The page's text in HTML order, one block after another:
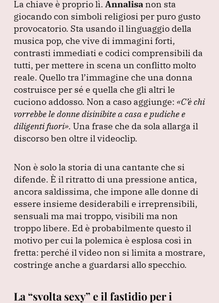
La chiave è proprio lì. Annalisa non sta
giocando con simboli religiosi per puro gusto
provocatorio. Sta usando il linguaggio della
musica pop, che vive di immagini forti,
contrasti immediati e codici comprensibili da
tutti, per mettere in scena un conflitto molto
reale. Quello tra l’immagine che una donna
costruisce per sé e quella che gli altri le
cuciono addosso. Non a caso aggiunge: «C’è chi
vorrebbe le donne disinibite a casa e pudiche e
diligenti fuori». Una frase che da sola allarga il
discorso ben oltre il videoclip.
Non è solo la storia di una cantante che si
difende. È il ritratto di una pressione antica,
ancora saldissima, che impone alle donne di
essere insieme desiderabili e irreprensibili,
sensuali ma mai troppo, visibili ma non
troppo libere. Ed è probabilmente questo il
motivo per cui la polemica è esplosa così in
fretta: perché il video non si limita a mostrare,
costringe anche a guardarsi allo specchio.
La “svolta sexy” e il fastidio per i